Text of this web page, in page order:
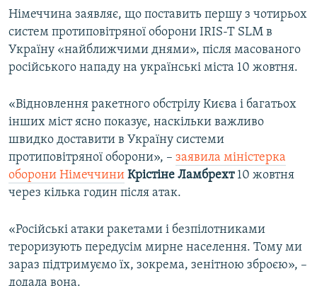
Усі сайти RFE/RL
Німеччина заявляє, що поставить першу з чотирьох
систем протиповітряної оборони IRIS-T SLM в
Україну «найближчими днями», після масованого
російського нападу на українські міста 10 жовтня.
«Відновлення ракетного обстрілу Києва і багатьох
інших міст ясно показує, наскільки важливо
швидко доставити в Україну системи
протиповітряної оборони», – заявила міністерка
оборони Німеччини Крістіне Ламбрехт10 жовтня
через кілька годин після атак.
«Російські атаки ракетами і безпілотниками
тероризують передусім мирне населення. Тому ми
зараз підтримуємо їх, зокрема, зенітною зброєю», –
додала вона.